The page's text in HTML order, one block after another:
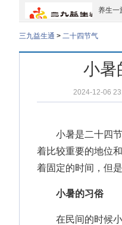
养生一
三九益生通 > 二十四节气
小暑
2024-12-06
小暑是二十四节
着比较重要的地位
着固定的时间，但
小暑的习俗
在民间的时候小暑